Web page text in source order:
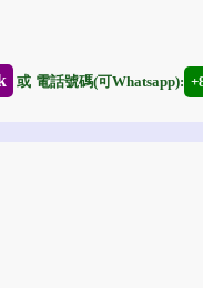
或 電話號碼(可Whatsapp):